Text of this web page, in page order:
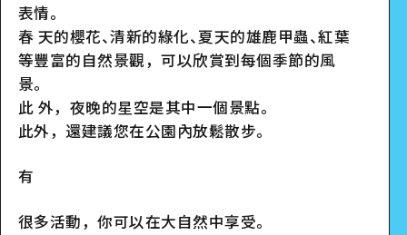
表情。
春 天的櫻花、清新的綠化、夏天的雄鹿甲蟲、紅葉
等豐富的自然景觀，可以欣賞到每個季節的風
景。
此 外，夜晚的星空是其中一個景點。
此外， 還建議您在公園內放鬆散步。
有
很多活動，你可以在大自然中享受。